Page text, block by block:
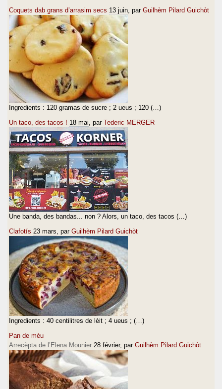
Coquets dab grans d’arrasim secs 13 juin , par Guilhèm Pilard Guichòt
Ingredients : 120 gramas de sucre ; 2 ueus ; 120 (…)
Un taco, des tacos ! 18 mai , par Tederic MERGER
Une banda, des bandas... non ? Alors, un taco, des tacos (…)
Clafotís 23 mars , par Guilhèm Pilard Guichòt
Ingredients : 40 centilitres de lèit ; 4 ueus ; (…)
Pan de mèu
Arrecèpta de l’Elena Mounier 28 février, par Guilhèm Pilard Guichòt